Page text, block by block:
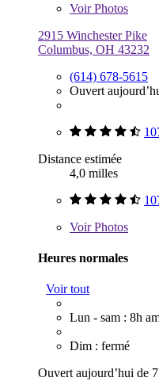
VoirPhotos
2915 Winchester Pike
Columbus, OH 43232
(614) 678-5615
Ouvert
Distance estimée
4,0 milles
VoirPhotos
Heures normales
Voir tout
Lun - sam : 8h
Dim : fermé
Ouvert aujourd’hui de